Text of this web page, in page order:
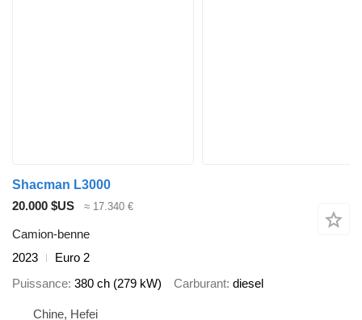
Shacman L3000
20.000 $US
≈ 17.340 €
Camion-benne
2023
Euro 2
Puissance 380 ch (279 kW) Carburant diesel
Chine, Hefei